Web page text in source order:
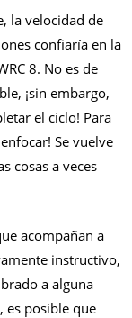
la velocidad de
confiaría en la
8. No es de
¡sin embargo,
el ciclo! Para
Se vuelve
cosas a veces
acompañan a
instructivo,
a alguna
es posible que